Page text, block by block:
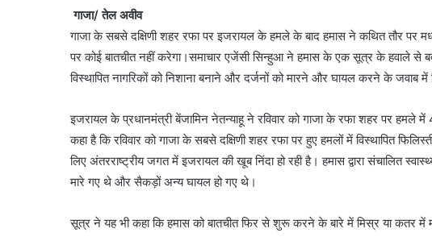
गाजा/ तेल अवीव
गाजा के सबसे दक्षिणी शहर रफा पर इजरायल के हमले के बाद हमास ने कथित तौर पर
पर कोई बातचीत नहीं करेगा।समाचार एजेंसी सिन्हुआ ने हमास के एक सूत्र के हवाले से
विस्थापित नागरिकों को निशाना बनाने और दर्जनों को मारने और घायल करने के जवाब में
इजरायल के प्रधानमंत्री बेंजामिन नेतन्याहू ने रविवार को गाजा के रफा शहर पर हमले में
कहा है कि रविवार को गाजा के सबसे दक्षिणी शहर रफा पर हुए हमलों में विस्थापित
लिए अंतरराष्ट्रीय जगत में इजरायल की खूब निंदा हो रही है। हमास द्वारा संचालित
मारे गए थे और सैकड़ों अन्य घायल हो गए थे।
सूत्र ने यह भी कहा कि हमास को बातचीत फिर से शुरू करने के बारे में मिस्र या कतर में